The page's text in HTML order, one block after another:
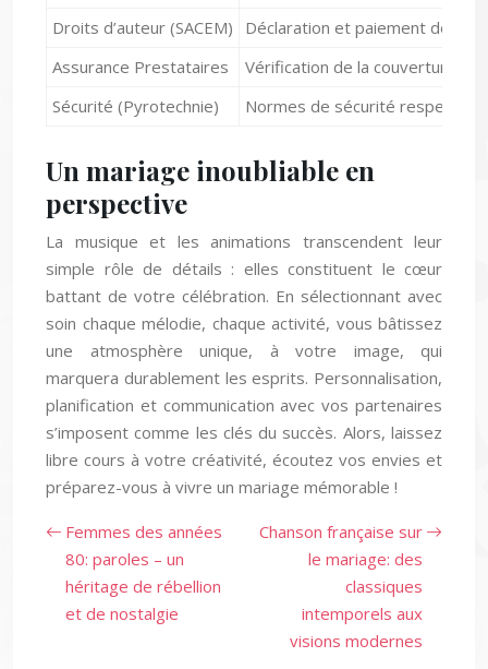
Droits d’auteur (SACEM)
Déclaration et paiement des
Assurance Prestataires
Vérification de la couverture en
Sécurité (Pyrotechnie)
Normes de sécurité
Un mariage inoubliable en
perspective
La musique et les animations transcendent leur
simple rôle de détails : elles constituent le cœur
battant de votre célébration. En sélectionnant avec
soin chaque mélodie, chaque activité, vous bâtissez
une atmosphère unique, à votre image, qui
marquera durablement les esprits. Personnalisation,
planification et communication avec vos partenaires
s’imposent comme les clés du succès. Alors, laissez
libre cours à votre créativité, écoutez vos envies et
préparez-vous à vivre un mariage mémorable !
Femmes des années
80: paroles – un
héritage de rébellion
et de nostalgie
Chanson française sur
le mariage: des
classiques
intemporels aux
visions modernes